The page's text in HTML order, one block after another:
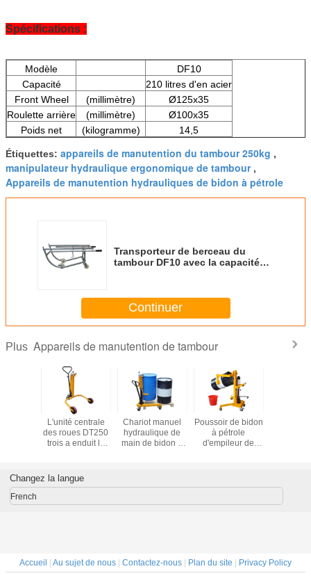
Spécifications :
Modèle
DF10
Capacité
210 litres d'en acier
Front Wheel
(millimètre)
Ø125x35
Roulette arrière
(millimètre)
Ø100x35
Poids net
(kilogramme) 14,5
Étiquettes: appareils de manutention du tambour 250kg ,
manipulateur hydraulique ergonomique de tambour,
Appareils de manutention hydrauliques de bidon à pétrole
Transporteur de berceau du
tambour DF10 avec la capacité
Continuer
Plus Appareils de manutention de tambour
et
de
facile
de
L'unité centrale
des roues DT250
trois a enduit le
capacité 250Kg
de poussoir de
hydraulique
Chariot manuel
hydraulique de
main de bidon à
fermer à clef la
de poussoir de
Poussoir de bidon
à pétrole
d'empileur de
DTF350B avec la
charge
Changez la langue
French
Accueil | Au sujet de nous | Contactez-nous | Plan du site | Privacy Policy